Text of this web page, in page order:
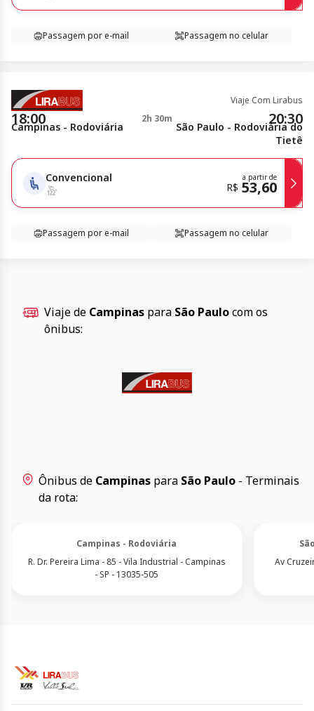
Passagem por e-mail Passagem no celular
Viaje Com Lirabus
18:00 2h 30m 20:30
Campinas - Rodoviária
São Paulo - Rodoviária do
Tietê
Convencional a partir de
R$ 53,60
Passagem por e-mail Passagem no celular
Viaje de Campinas para São Paulocom os
ônibus:
Ônibus de Campinas para São Paulo - Terminais
da rota:
Campinas - Rodoviária
R. Dr. Pereira Lima - 85 - Vila Industrial - Campinas
- SP - 13035-505
Av